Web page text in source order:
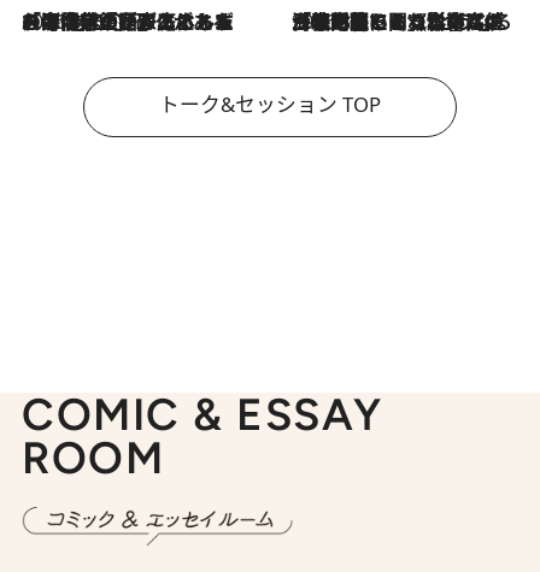
2026.8.3
「今後値上げがあるとすれば…」「リスクがあるのは今年の冬」エネルギー専門家が語る、ホルムズ海峡封鎖が家庭にもたらす“ある心配” 2026.8.3
「住宅建てられない…」「サーチャージ料の高値が続いている」ホルムズ海峡封鎖による影響はいつまで続く？《エネルギー専門家に聞く“どうなる日本の暮らし”》
トーク&セッション TOP
COMIC & ESSAY
ROOM